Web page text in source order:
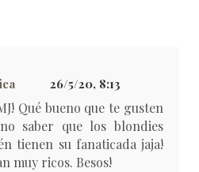
26/5/20, 8:13
Qué bueno que te gusten
saber que los blondies
tienen su fanaticada jaja!
muy ricos. Besos!